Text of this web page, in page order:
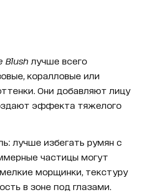
Blush лучше всего
коралловые или
Они добавляют лицу
эффекта тяжелого
лучше избегать румян с
частицы могут
морщинки, текстуру
в зоне под глазами.